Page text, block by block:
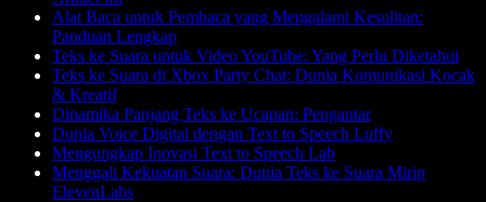
Alat Baca untuk Pembaca yang Mengalami Kesulitan:
Panduan Lengkap
Teks ke Suara untuk Video YouTube: Yang Perlu Diketahui
Teks ke Suara di Xbox Party Chat: Dunia Komunikasi Kocak
& Kreatif
Dinamika Panjang Teks ke Ucapan: Pengantar
Dunia Voice Digital dengan Text to Speech Luffy
Mengungkap Inovasi Text to Speech Lab
Menggali Kekuatan Suara: Dunia Teks ke Suara Mirip
ElevenLabs